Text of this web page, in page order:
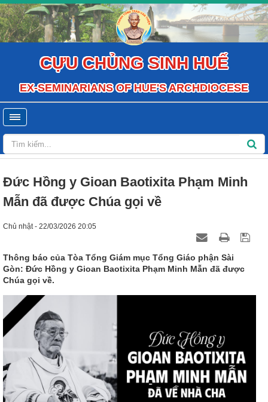
CỰU CHỦNG SINH HUẾ
EX-SEMINARIANS OF HUE'S ARCHDIOCESE
Đức Hồng y Gioan Baotixita Phạm Minh
Mẫn đã được Chúa gọi về
Chủ nhật - 22/03/2026 20:05
Thông báo của Tòa Tổng Giám mục Tổng Giáo phận Sài
Gòn: Đức Hồng y Gioan Baotixita Phạm Minh Mẫn đã được
Chúa gọi về.